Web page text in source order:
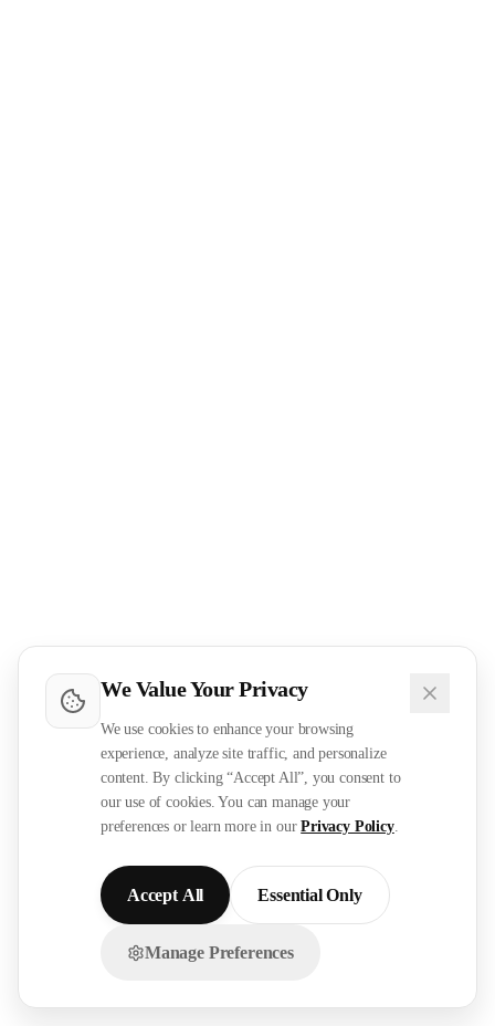
We Value Your Privacy
We use cookies to enhance your browsing
experience, analyze site traffic, and personalize
content. By clicking “Accept All”, you consent to
our use of cookies. You can manage your
preferences or learn more in our Privacy Policy.
Accept All Essential Only
Manage Preferences